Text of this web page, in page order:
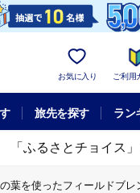
お気に入り ご利用
旅先を探す ラン
「ふるさとチョイス
葉を使ったフィールドブレ